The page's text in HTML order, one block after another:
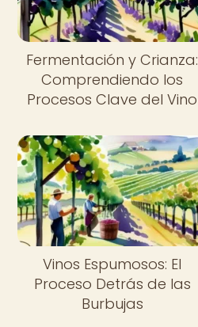
Fermentación y Crianza:
Comprendiendo los
Procesos Clave del Vino
Vinos Espumosos: El
Proceso Detrás de las
Burbujas